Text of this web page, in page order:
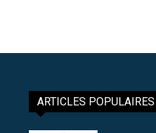
ARTICLES POPULAIRES